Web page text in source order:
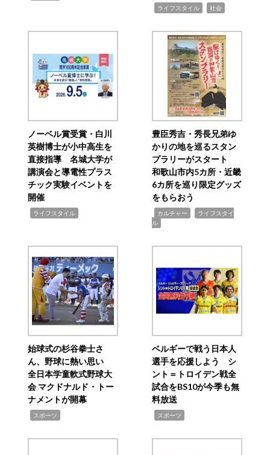
ライフスタイル 社会
ノーベル賞受賞・白川
英樹博士が小中高生を
直接指導 名城大学が
講演会と導電性プラス
チック実験イベントを
開催
ライフスタイル
豊臣秀吉・秀長兄弟ゆ
かりの地を巡るスタン
プラリーがスタート
和歌山市内5カ所・近畿
6カ所を巡り限定グッズ
をもらおう
カルチャー
ライフスタイ
ル
始球式の杉谷拳士さ
ん、野球に熱い思い
全日本学童軟式野球大
会 マクドナルド・トー
ナメントが開幕
スポーツ
ベルギーで戦う日本人
選手を応援しよう シ
ント＝トロイデン戦全
試合をBS10が今季も無
料放送
スポーツ